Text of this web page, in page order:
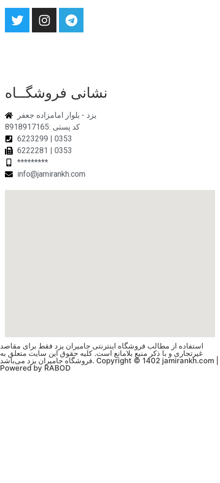
نشانی فروشگــاه
یزد - بلوار امامزاده جعفر
کد پستی :8918917165
6223299 | 0353
6222281 | 0353
*********
info@jamirankh.com
استفاده از مطالب فروشگاه اینترنتی جامیران یزد فقط برای مقاصد
غیرتجاری و با ذکر منبع بلامانع است. کلیه حقوق این سایت متعلق به
فروشگاه جامیران یزد می‌باشد. Copyright © 1402 jamirankh.com |
Powered by RABOD